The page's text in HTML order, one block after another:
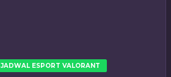
JADWAL ESPORT VALORANT